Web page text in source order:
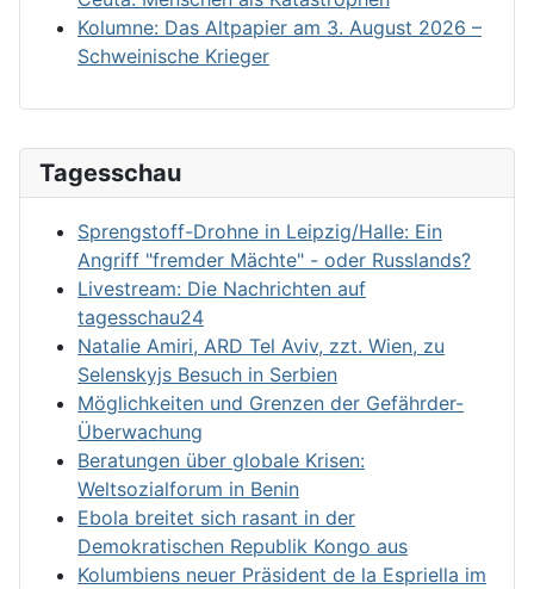
Tagesschau
Sprengstoff-Drohne in Leipzig/Halle: Ein
Angriff "fremder Mächte" - oder Russlands?
Livestream: Die Nachrichten auf
tagesschau24
Natalie Amiri, ARD Tel Aviv, zzt. Wien, zu
Selenskyjs Besuch in Serbien
Möglichkeiten und Grenzen der Gefährder-
Überwachung
Beratungen über globale Krisen:
Weltsozialforum in Benin
Ebola breitet sich rasant in der
Demokratischen Republik Kongo aus
Kolumbiens neuer Präsident de la Espriella im
Kolumne: Das Altpapier am 3. August 2026 –
Schweinische Krieger